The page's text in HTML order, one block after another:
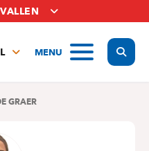
MENU
GRAER